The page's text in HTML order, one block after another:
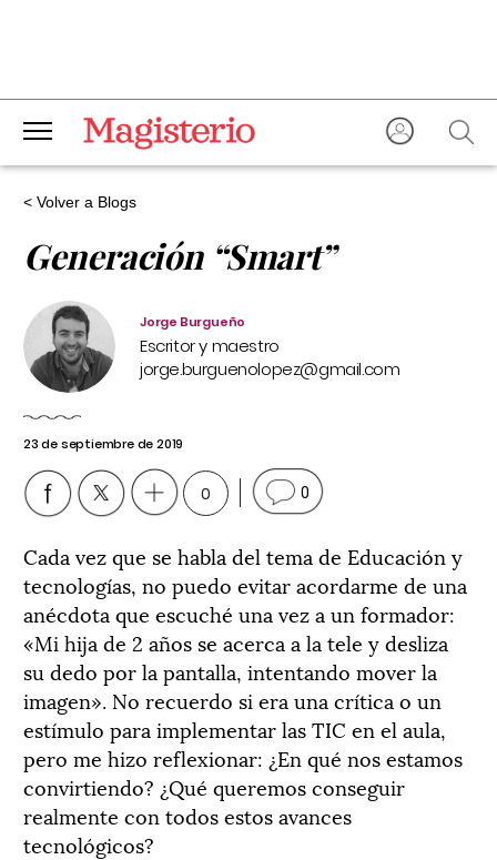
< Volver a Blogs
Generación “Smart”
Jorge Burgueño
Escritor y maestro
jorge.burguenolopez@gmail.com
23 de septiembre de 2019
0 0
Cada vez que se habla del tema de Educación y
tecnologías, no puedo evitar acordarme de una
anécdota que escuché una vez a un formador:
«Mi hija de 2 años se acerca a la tele y desliza
su dedo por la pantalla, intentando mover la
imagen». No recuerdo si era una crítica o un
estímulo para implementar las TIC en el aula,
pero me hizo reflexionar: ¿En qué nos estamos
convirtiendo? ¿Qué queremos conseguir
realmente con todos estos avances
tecnológicos?